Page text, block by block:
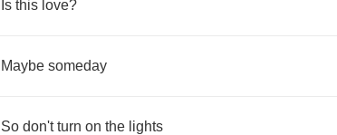
Is this love?
Maybe someday
So don't turn on the lights